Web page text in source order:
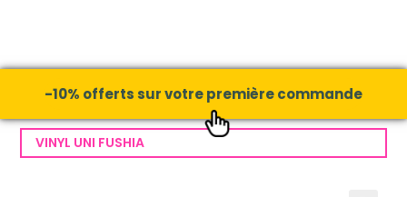
-10% offerts sur votre première commande
VINYL UNI FUSHIA